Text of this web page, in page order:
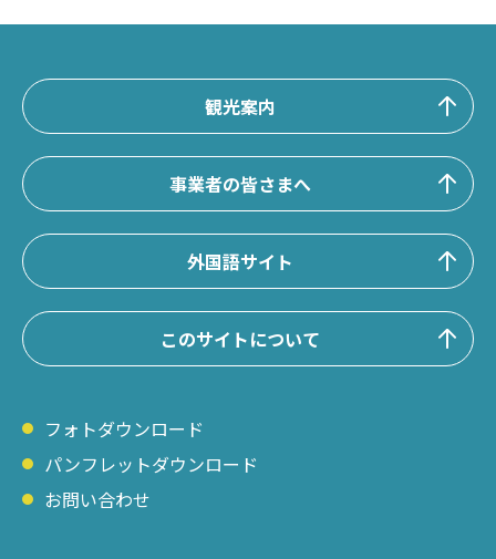
観光案内
事業者の皆さまへ
外国語サイト
このサイトについて
フォトダウンロード
パンフレットダウンロード
お問い合わせ